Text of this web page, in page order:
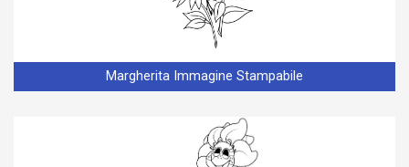
Margherita Immagine Stampabile